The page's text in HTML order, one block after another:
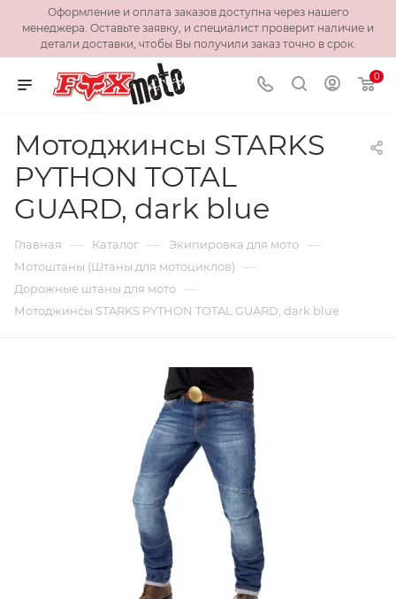
Оформление и оплата заказов доступна через нашего
менеджера. Оставьте заявку, и специалист проверит наличие и
детали доставки, чтобы Вы получили заказ точно в срок.
0
Мотоджинсы STARKS
PYTHON TOTAL
GUARD, dark blue
Главная — Каталог — Экипировка для мото —
Мотоштаны (Штаны для мотоциклов) —
Дорожные штаны для мото —
Мотоджинсы STARKS PYTHON TOTAL GUARD, dark blue